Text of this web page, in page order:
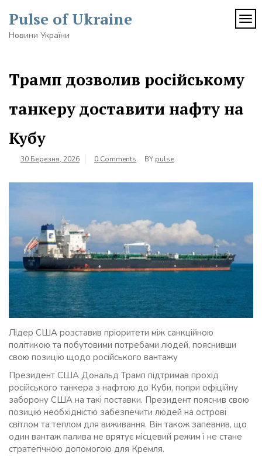
content
Pulse of Ukraine
Новини України
Трамп дозволив російському
танкеру доставити нафту на
Кубу
30 Березня, 2026 0 Comments BY pulse
Лідер США розставив пріоритети між санкційною
політикою та побутовими потребами людей, пояснивши
свою позицію щодо російського вантажу
Президент США Дональд Трамп підтримав прохід
російського танкера з нафтою до Куби, попри офіційну
заборону США на такі поставки. Президент пояснив свою
позицію необхідністю забезпечити людей на острові
світлом та теплом для виживання. Він також запевнив, що
один вантаж палива не врятує місцевий режим і не стане
стратегічною допомогою для Кремля.